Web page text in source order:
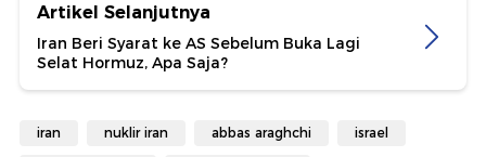
Artikel Selanjutnya
Iran Beri Syarat ke AS Sebelum Buka Lagi
Selat Hormuz, Apa Saja?
iran nuklir iran abbas araghchi israel